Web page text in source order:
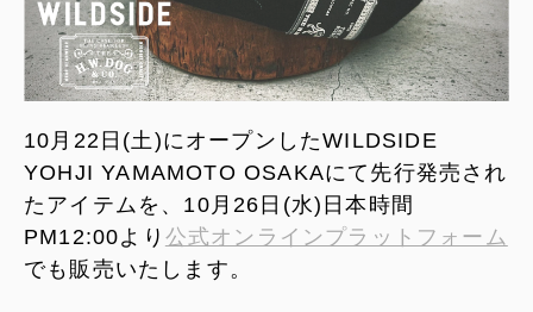
10月22日(土)にオープンしたWILDSIDE
YOHJI YAMAMOTO OSAKAにて先行発売され
たアイテムを、10月26日(水)日本時間
PM12:00より 公式オンラインプラットフォーム
でも販売いたします。